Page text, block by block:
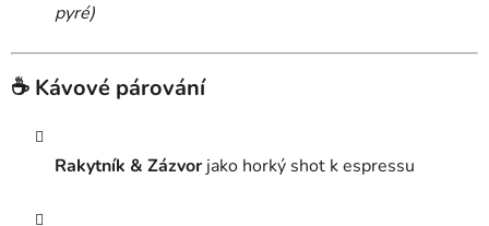
pyré)
☕ Kávové párování
Rakytník & Zázvorjako horký shot k espressu